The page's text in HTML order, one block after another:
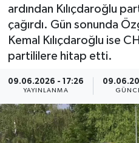
ardından Kılıçdaroğlu
çağırdı. Gün sonunda
Kemal Kılıçdaroğlu ise
partililere hitap etti.
09.06.2026 - 17:26
YAYINLANMA